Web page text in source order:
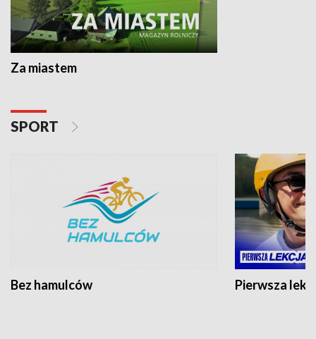
Za miastem
SPORT
Bez hamulców Pierwsza